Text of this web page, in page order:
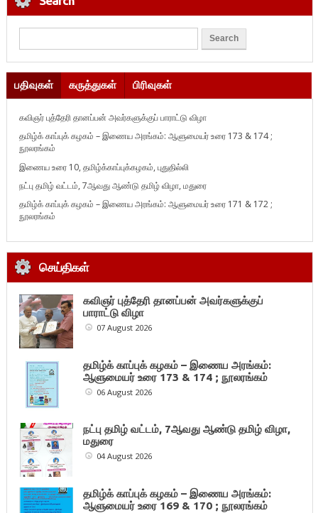
பதிவுகள் கருத்துகள் பிரிவுகள்
கவிஞர் புத்தேரி தானப்பன் அவர்களுக்குப் பாராட்டு விழா
தமிழ்க் காப்புக் கழகம் – இணைய அரங்கம்: ஆளுமையர் உரை 173 & 174 ;
நூலரங்கம்
இணைய உரை 10, தமிழ்க்காப்புக்கழகம், புதுதில்லி
நட்பு தமிழ் வட்டம், 7ஆவது ஆண்டு தமிழ் விழா, மதுரை
தமிழ்க் காப்புக் கழகம் – இணைய அரங்கம்: ஆளுமையர் உரை 171 & 172 ;
நூலரங்கம்
செய்திகள்
கவிஞர் புத்தேரி தானப்பன் அவர்களுக்குப்
பாராட்டு விழா
07 August 2026
தமிழ்க் காப்புக் கழகம் – இணைய அரங்கம்:
ஆளுமையர் உரை 173 & 174 ; நூலரங்கம்
06 August 2026
நட்பு தமிழ் வட்டம், 7ஆவது ஆண்டு தமிழ் விழா,
மதுரை
04 August 2026
தமிழ்க் காப்புக் கழகம் – இணைய அரங்கம்:
ஆளுமையர் உரை 169 & 170 ; நூலரங்கம்